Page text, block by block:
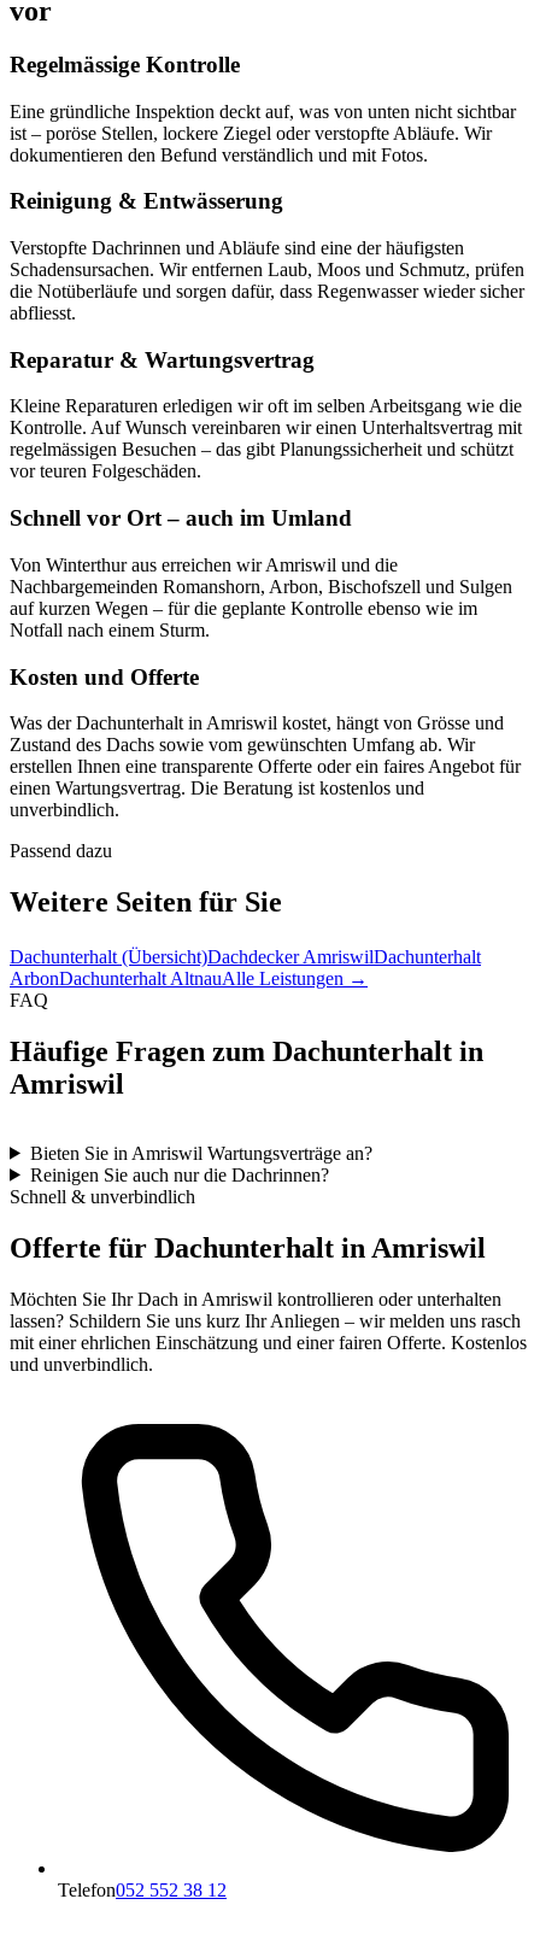
vor
Regelmässige Kontrolle
Eine gründliche Inspektion deckt auf, was von unten nicht sichtbar
ist – poröse Stellen, lockere Ziegel oder verstopfte Abläufe. Wir
dokumentieren den Befund verständlich und mit Fotos.
Reinigung & Entwässerung
Verstopfte Dachrinnen und Abläufe sind eine der häufigsten
Schadensursachen. Wir entfernen Laub, Moos und Schmutz, prüfen
die Notüberläufe und sorgen dafür, dass Regenwasser wieder sicher
abfliesst.
Reparatur & Wartungsvertrag
Kleine Reparaturen erledigen wir oft im selben Arbeitsgang wie die
Kontrolle. Auf Wunsch vereinbaren wir einen Unterhaltsvertrag mit
regelmässigen Besuchen – das gibt Planungssicherheit und schützt
vor teuren Folgeschäden.
Schnell vor Ort – auch im Umland
Von Winterthur aus erreichen wir Amriswil und die
Nachbargemeinden Romanshorn, Arbon, Bischofszell und Sulgen
auf kurzen Wegen – für die geplante Kontrolle ebenso wie im
Notfall nach einem Sturm.
Kosten und Offerte
Was der Dachunterhalt in Amriswil kostet, hängt von Grösse und
Zustand des Dachs sowie vom gewünschten Umfang ab. Wir
erstellen Ihnen eine transparente Offerte oder ein faires Angebot für
einen Wartungsvertrag. Die Beratung ist kostenlos und
unverbindlich.
Passend dazu
Weitere Seiten für Sie
Dachunterhalt (Übersicht)Dachdecker AmriswilDachunterhalt
ArbonDachunterhalt AltnauAlle Leistungen →
FAQ
Häufige Fragen zum Dachunterhalt in
Amriswil
Bieten Sie in Amriswil Wartungsverträge an?
Reinigen Sie auch nur die Dachrinnen?
Schnell & unverbindlich
Offerte für Dachunterhalt in Amriswil
Möchten Sie Ihr Dach in Amriswil kontrollieren oder unterhalten
lassen? Schildern Sie uns kurz Ihr Anliegen – wir melden uns rasch
mit einer ehrlichen Einschätzung und einer fairen Offerte. Kostenlos
und unverbindlich.
Telefon052 552 38 12